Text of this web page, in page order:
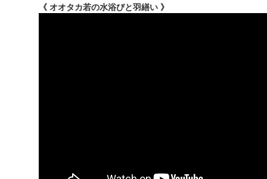
《 オオタカ若の水浴びと羽繕い 》